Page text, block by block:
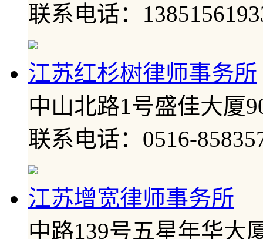
联系电话：
江苏红杉树律师事务所
中山北路1号盛佳大厦
联系电话：0516-
江苏增宽律师事务所
中路139号五星年华大